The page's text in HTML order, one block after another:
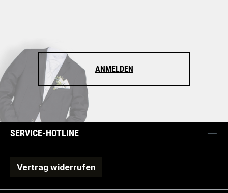
ANMELDEN
SERVICE-HOTLINE
Vertrag widerrufen